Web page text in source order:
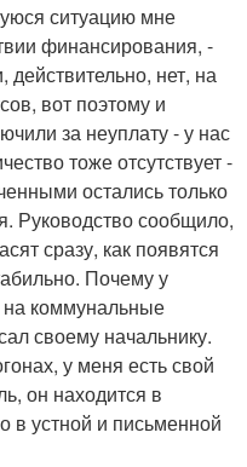
ситуацию мне
финансирования, -
действительно, нет, на
вот поэтому и
за неуплату - у нас
тоже отсутствует -
остались только
Руководство сообщило,
сразу, как появятся
Почему у
на коммунальные
своему начальнику.
у меня есть свой
он находится в
в устной и письменной